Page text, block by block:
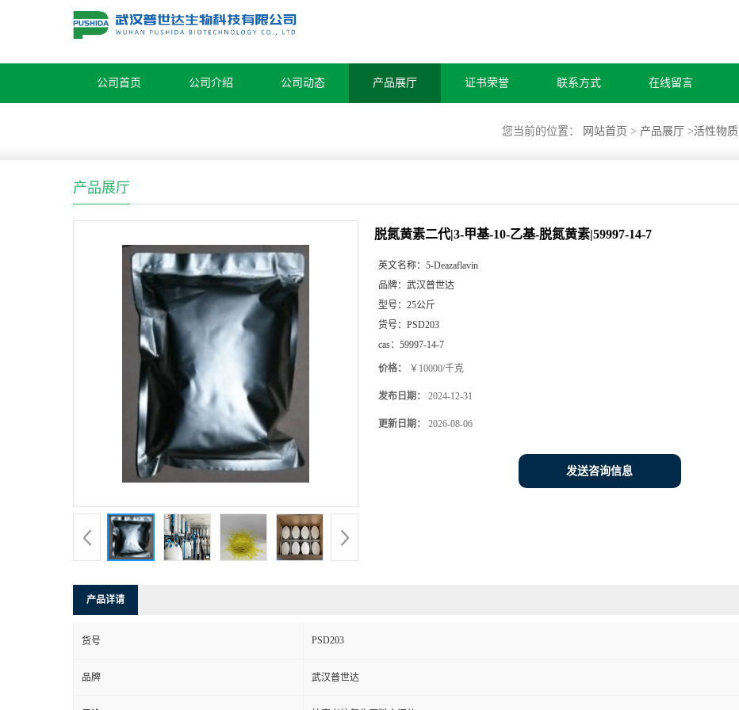
公司首页 公司介绍 公司动态 产品展厅 证书荣誉 联系方式 在线留言
您当前的位置： 网站首页 > 产品展厅 >活性物质
产品展厅
脱氮黄素二代|3-甲基-10-乙基-脱氮黄素|59997-14-7
英文名称： 5-Deazaflavin
品牌： 武汉普世达
型号： 25公斤
货号： PSD203
cas： 59997-14-7
价格： ￥10000/千克
发布日期： 2024-12-31
更新日期： 2026-08-06
发送咨询信息
产品详请
货号 PSD203
品牌 武汉普世达